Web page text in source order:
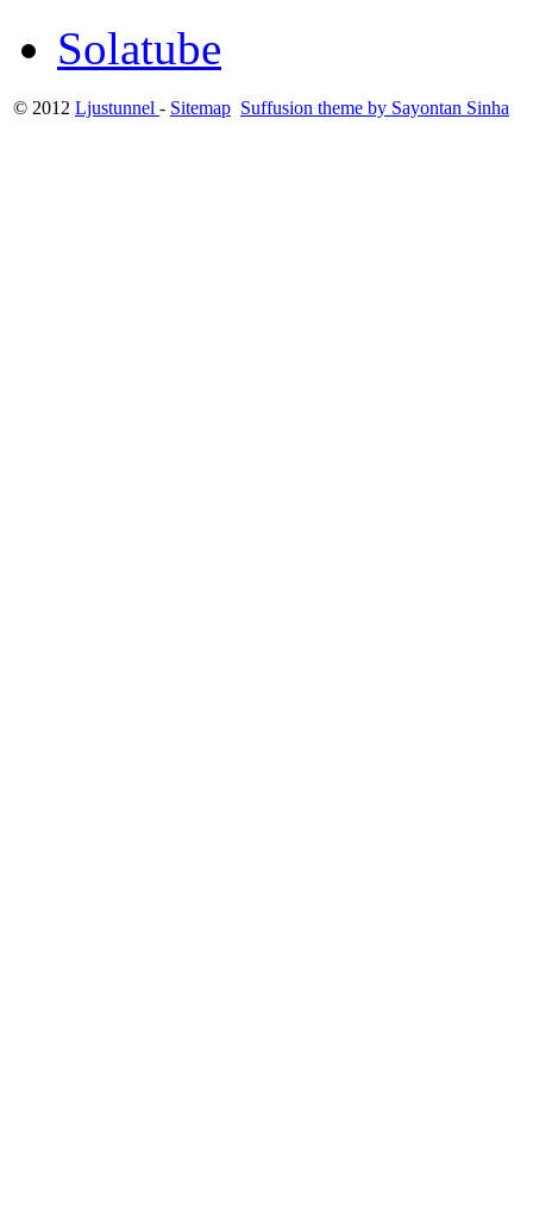
Solatube
© 2012 Ljustunnel - Sitemap Suffusion theme by Sayontan Sinha